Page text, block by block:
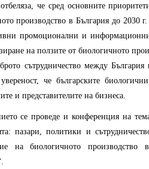
че сред основните
производство в България до 2030
промоционални и
на ползите от биологичното
сътрудничество между
че българските
и представителите на бизнеса.
се проведе и конференция на
пазари, политики и
на биологичното